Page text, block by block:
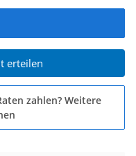
erteilen
zahlen? Weitere